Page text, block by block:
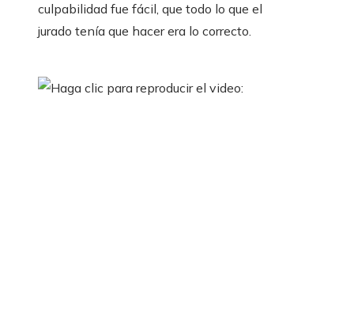
culpabilidad fue fácil, que todo lo que el
jurado tenía que hacer era lo correcto.